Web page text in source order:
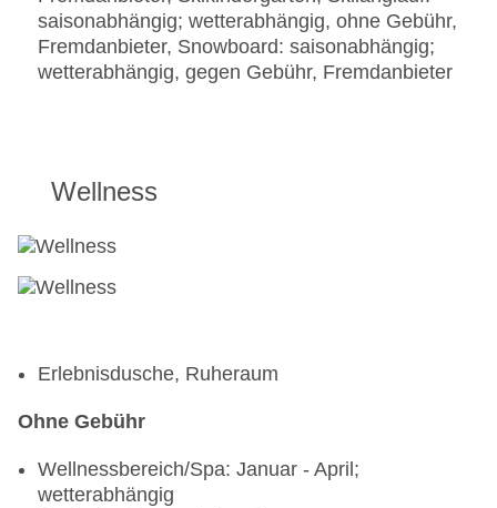
saisonabhängig; wetterabhängig, ohne Gebühr,
Fremdanbieter, Snowboard: saisonabhängig;
wetterabhängig, gegen Gebühr, Fremdanbieter
Wellness
Erlebnisdusche, Ruheraum
Ohne Gebühr
Wellnessbereich/Spa: Januar - April;
wetterabhängig